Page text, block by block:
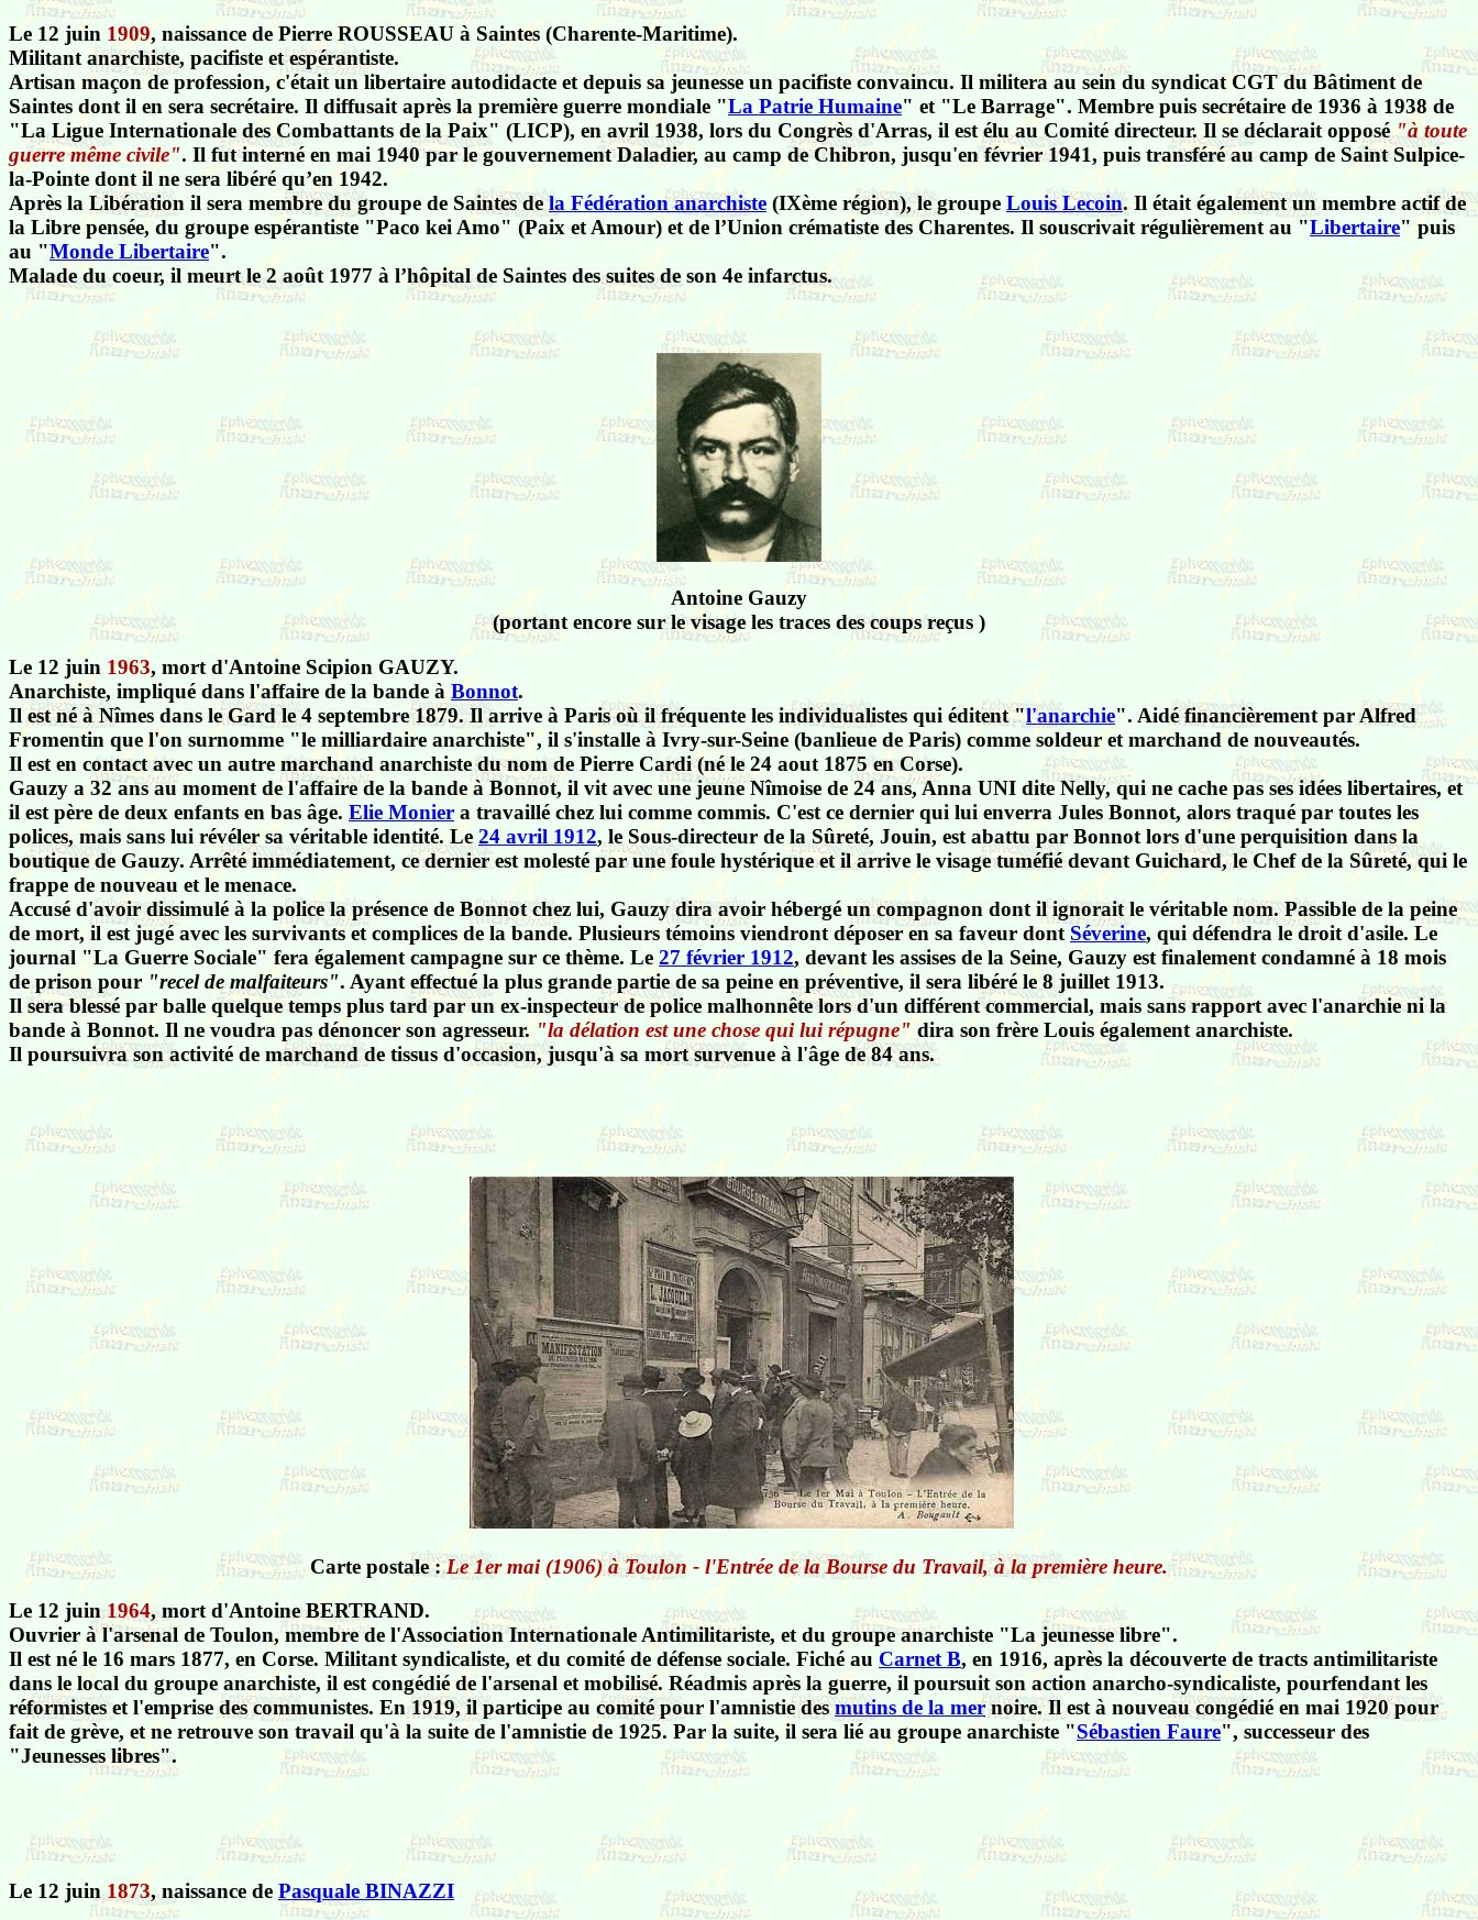
Le 12 juin 1909, naissance de Pierre ROUSSEAU à Saintes (Charente-Maritime).
Militant anarchiste, pacifiste et espérantiste.
Artisan maçon de profession, c'était un libertaire autodidacte et depuis sa jeunesse un pacifiste convaincu. Il militera au sein du syndicat CGT du Bâtiment de
Saintes dont il en sera secrétaire. Il diffusait après la première guerre mondiale "La Patrie Humaine" et "Le Barrage". Membre puis secrétaire de 1936 à 1938 de
"La Ligue Internationale des Combattants de la Paix" (LICP), en avril 1938, lors du Congrès d'Arras, il est élu au Comité directeur.Il se déclarait opposé"à toute
guerre même civile". Il fut interné en mai 1940 par le gouvernement Daladier, au camp de Chibron, jusqu'en février 1941, puis transféré au camp de Saint Sulpice-
la-Pointe dont il ne sera libéré qu’en 1942.
Après la Libération il sera membre du groupe de Saintes dela Fédération anarchiste (IXème région), le groupe Louis Lecoin. Il était également un membre actif de
la Libre pensée, du groupe espérantiste "Paco kei Amo" (Paix et Amour) et de l’Union crématiste des Charentes. Il souscrivait régulièrement au "Libertaire" puis
au "Monde Libertaire".
Malade du coeur, il meurt le 2 août 1977 à l’hôpital de Saintes des suites de son 4e infarctus.
Antoine Gauzy
(portant encore sur le visage les traces des coups reçus )
Le 12 juin 1963, mort d'Antoine Scipion GAUZY.
Anarchiste, impliqué dans l'affaire de la bande à Bonnot.
Il est né à Nîmes dans le Gard le 4 septembre 1879. Il arrive à Paris où il fréquente les individualistes qui éditent "l'anarchie". Aidé financièrement par Alfred
Fromentin que l'on surnomme "le milliardaire anarchiste", il s'installe à Ivry-sur-Seine (banlieue de Paris) comme soldeur et marchand de nouveautés.
Il est en contact avec un autre marchand anarchiste du nom de Pierre Cardi (né le 24 aout 1875 en Corse).
Gauzy a 32 ans au moment de l'affaire de la bande à Bonnot, il vit avec une jeune Nîmoise de 24 ans, Anna UNI dite Nelly, qui ne cache pas ses idées libertaires, et
il est père de deux enfants en bas âge. Elie Monier a travaillé chez lui comme commis. C'est ce dernier qui lui enverra Jules Bonnot, alors traqué par toutes les
polices, mais sans lui révéler sa véritable identité. Le 24 avril 1912, le Sous-directeur de la Sûreté, Jouin, est abattu par Bonnot lors d'une perquisition dans la
boutique de Gauzy. Arrêté immédiatement, ce dernier est molesté par une foule hystérique et il arrive le visage tuméfié devant Guichard, le Chef de la Sûreté, qui le
frappe de nouveau et le menace.
Accusé d'avoir dissimulé à la police la présence de Bonnot chez lui, Gauzy dira avoir hébergé un compagnon dont il ignorait le véritable nom. Passible de la peine
de mort, il est jugé avec les survivants et complices de la bande. Plusieurs témoins viendront déposer en sa faveur dont Séverine, qui défendra le droit d'asile. Le
journal "La Guerre Sociale" fera également campagne sur ce thème. Le 27 février 1912, devant les assises de la Seine, Gauzy est finalement condamné à 18 mois
de prison pour "recel de malfaiteurs". Ayant effectué la plus grande partie de sa peine en préventive, il sera libéré le 8 juillet 1913.
Il sera blessé par balle quelque temps plus tard par un ex-inspecteur de police malhonnête lors d'un différent commercial, mais sans rapport avec l'anarchie ni la
bande à Bonnot. Il ne voudra pas dénoncer son agresseur. "la délation est une chose qui lui répugne" dira son frère Louis également anarchiste.
Il poursuivra son activité de marchand de tissus d'occasion, jusqu'à sa mort survenue à l'âge de 84 ans.
Carte postale :Le 1er mai (1906) à Toulon - l'Entrée de la Bourse du Travail, à la première heure.
Le 12 juin1964, mort d'Antoine BERTRAND.
Ouvrier à l'arsenal de Toulon, membre de l'Association Internationale Antimilitariste, et du groupe anarchiste "La jeunesse libre".
Il est né le 16 mars 1877, en Corse. Militant syndicaliste, et du comité de défense sociale. Fiché au Carnet B, en 1916, après la découverte de tracts antimilitariste
dans le local du groupe anarchiste, il est congédié de l'arsenal et mobilisé. Réadmis après la guerre, il poursuit son action anarcho-syndicaliste, pourfendant les
réformistes et l'emprise des communistes. En 1919, il participe au comité pour l'amnistie desmutins de la mernoire. Il est à nouveau congédié en mai 1920 pour
fait de grève, et ne retrouve son travail qu'à la suite de l'amnistie de 1925. Par la suite, il sera lié au groupe anarchiste "Sébastien Faure", successeur des
"Jeunesses libres".
Le 12 juin1873, naissance de Pasquale BINAZZI